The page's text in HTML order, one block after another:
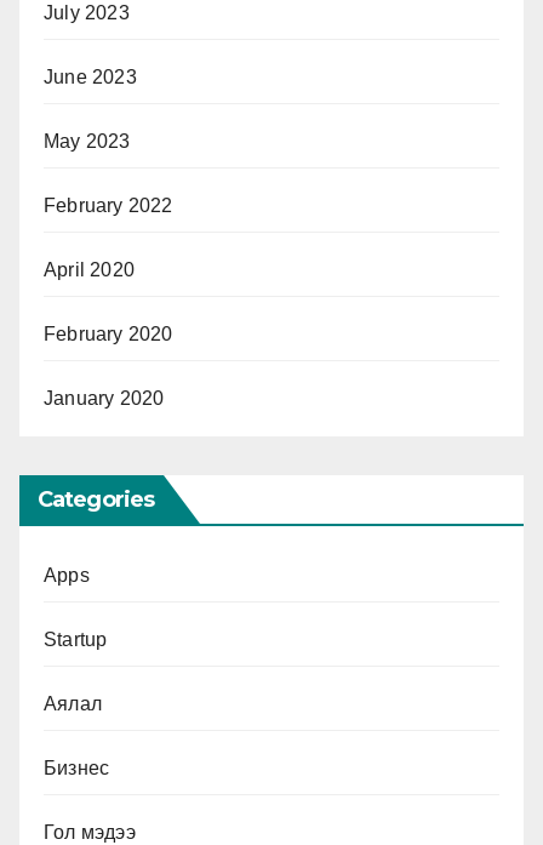
July 2023
June 2023
May 2023
February 2022
April 2020
February 2020
January 2020
Categories
Apps
Startup
Аялал
Бизнес
Гол мэдээ